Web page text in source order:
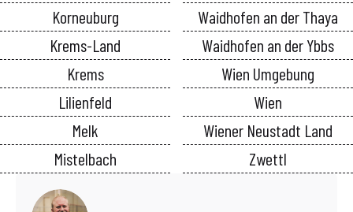
Korneuburg
Krems-Land
Krems
Lilienfeld
Melk
Mistelbach
Waidhofen an der Thaya
Waidhofen an der Ybbs
Wien Umgebung
Wien
Wiener Neustadt Land
Zwettl